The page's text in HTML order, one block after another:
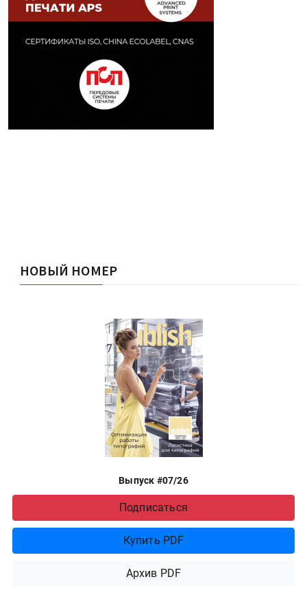
НОВЫЙ НОМЕР
Выпуск #07/26
Подписаться
Купить PDF
Архив PDF